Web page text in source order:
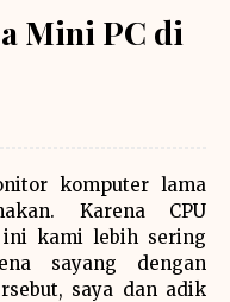
Mini PC di
komputer lama
Karena CPU
ini kami lebih sering
sayang dengan
saya dan adik